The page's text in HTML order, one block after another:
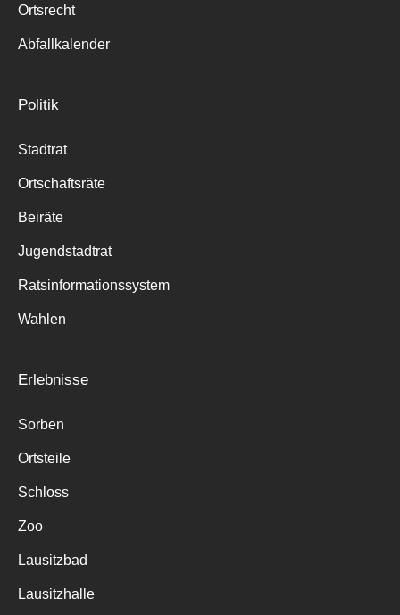
Ortsrecht
Abfallkalender
Politik
Stadtrat
Ortschaftsräte
Beiräte
Jugendstadtrat
Ratsinformationssystem
Wahlen
Erlebnisse
Sorben
Ortsteile
Schloss
Zoo
Lausitzbad
Lausitzhalle